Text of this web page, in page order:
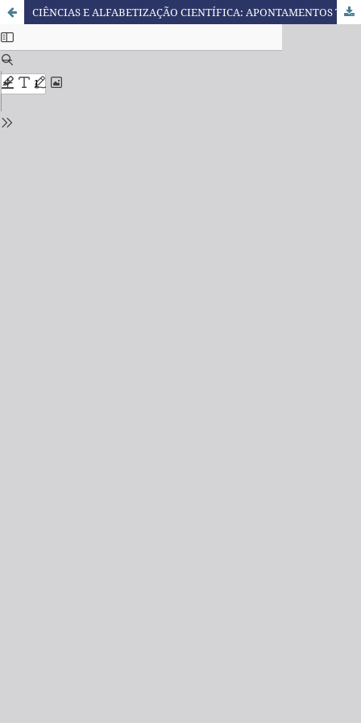
CIÊNCIAS E ALFABETIZAÇÃO CIENTÍFICA: APONTAMENTOS TEÓRICOS PARA A FORMAÇÃO DE PROFESSORES DOS ANOS INICIAIS